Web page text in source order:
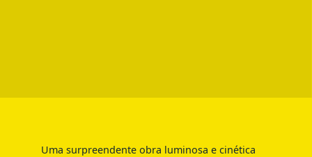
Uma surpreendente obra luminosa e cinética